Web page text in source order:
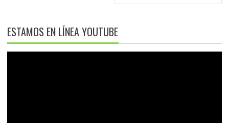
ESTAMOS EN LÍNEA YOUTUBE